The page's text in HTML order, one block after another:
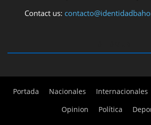
Contact us:
Portada Nacionales Internacionales
Opinion
Política